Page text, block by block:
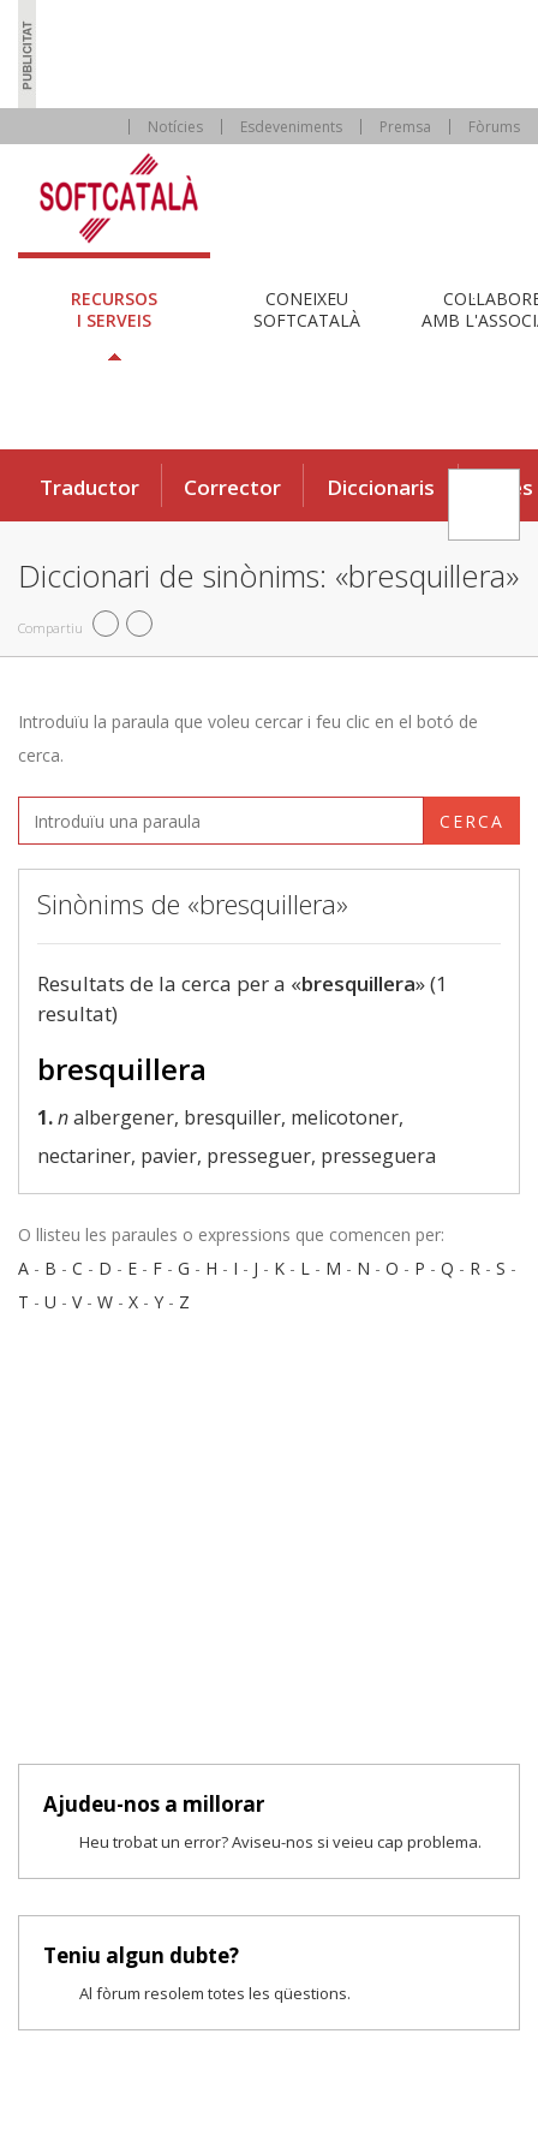
Notícies Esdeveniments Premsa Fòrums
RECURSOS
I SERVEIS
CONEIXEU
SOFTCATALÀ
AMB
Traductor Corrector Diccionaris Eines
Diccionari de sinònims: «bresquillera»
Compartiu
Introduïu la paraula que voleu cercar i feu clic en el botó de
cerca.
CERCA
Sinònims de «bresquillera»
Resultats de la cerca per a «bresquillera» (1
resultat)
bresquillera
1.nalbergener, bresquiller, melicotoner,
nectariner, pavier, presseguer, presseguera
O llisteu les paraules o expressions que comencen per:
A - B - C - D - E - F - G - H - I - J - K - L - M - N - O - P - Q - R - S -
T - U - V- W - X - Y - Z
Ajudeu-nos a millorar
Heu trobat un error? Aviseu-nos si veieu cap problema.
Teniu algun dubte?
Al fòrum resolem totes les qüestions.